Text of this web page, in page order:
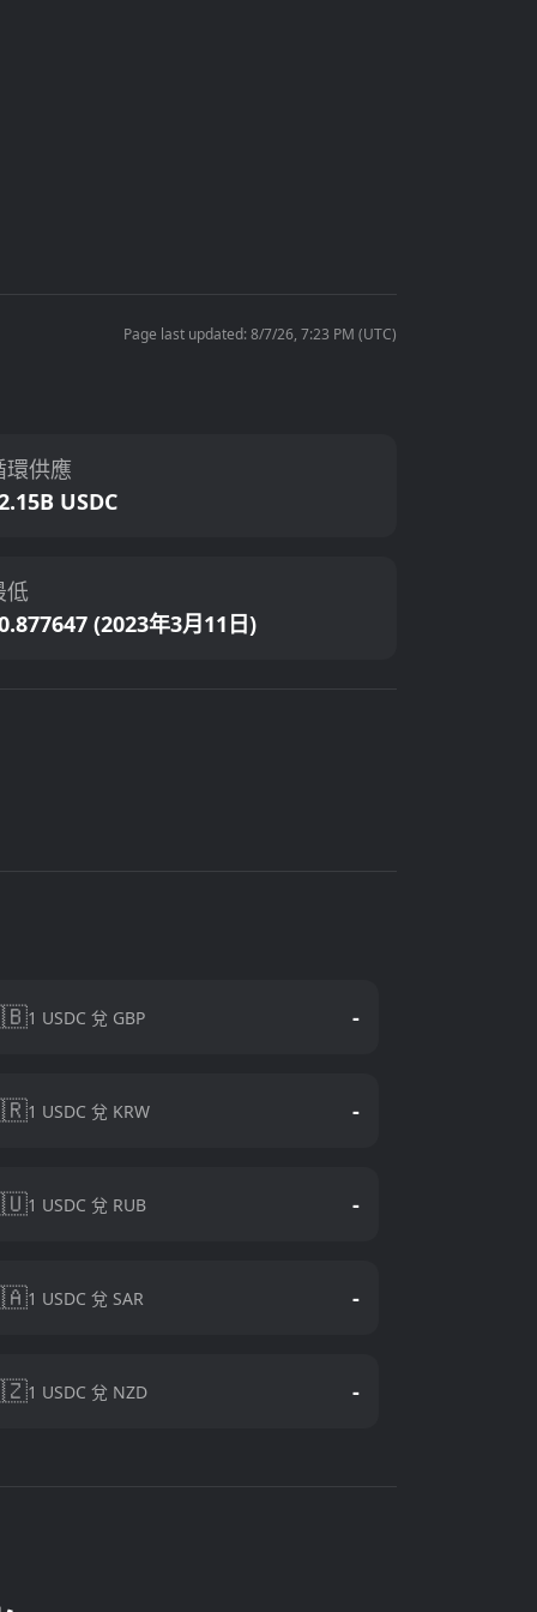
Page last updated: 8/7/26, 7:23 PM (UTC)
環供應
USDC
低
(2023年3月11日)
1 USDC 兌 GBP -
1 USDC 兌 KRW -
1 USDC 兌 RUB -
1 USDC 兌 SAR -
1 USDC 兌 NZD -